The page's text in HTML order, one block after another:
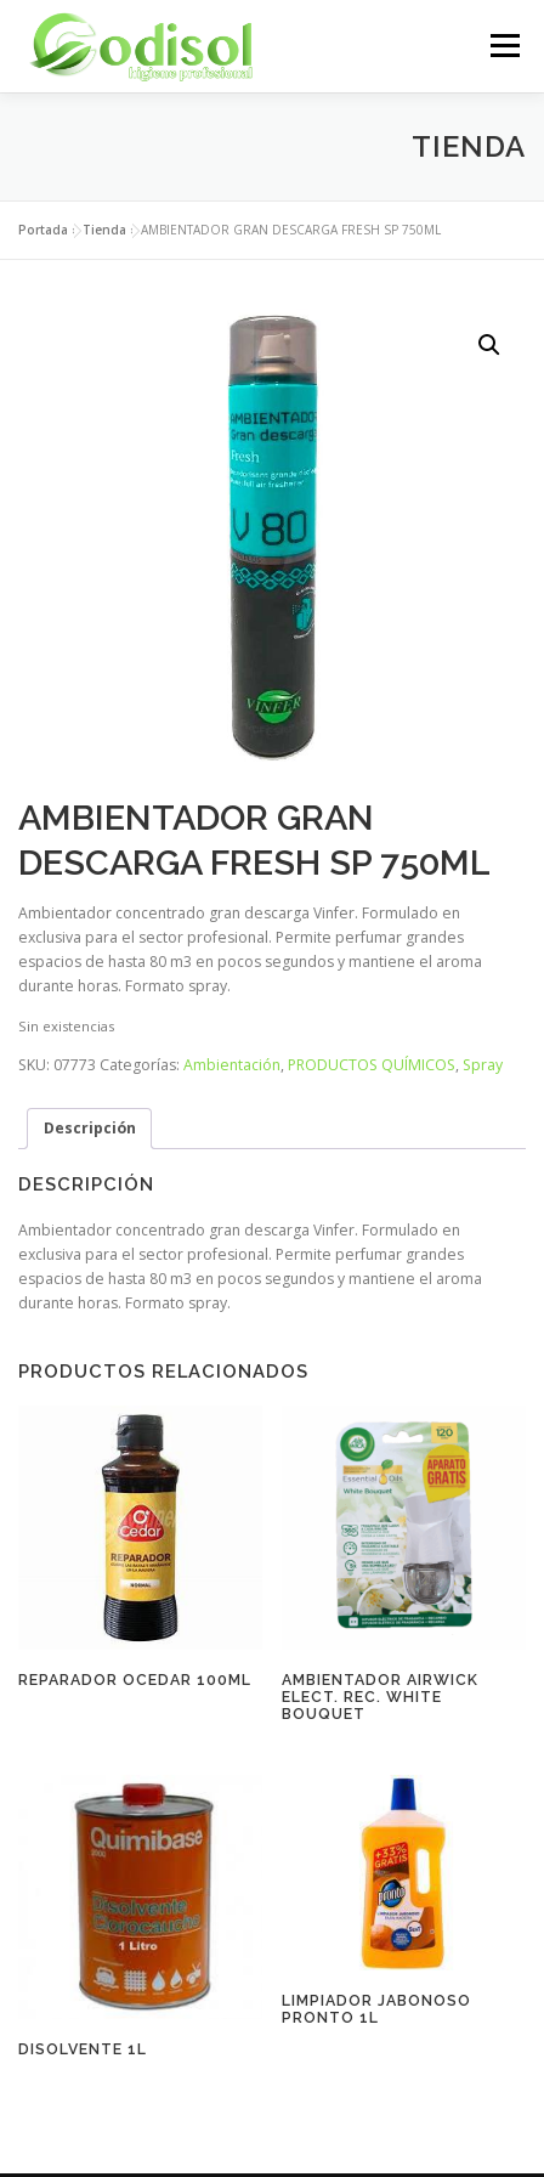
contenido
Menú
ÁREA CLIENTES CONTACTO
TIENDA
Portada »Tienda »AMBIENTADOR GRAN DESCARGA FRESH SP 750ML
AMBIENTADOR GRAN
DESCARGA FRESH SP 750ML
Ambientador concentrado gran descarga Vinfer. Formulado en
exclusiva para el sector profesional. Permite perfumar grandes
espacios de hasta 80 m3 en pocos segundos y mantiene el aroma
durante horas. Formato spray.
Sin existencias
SKU: 07773 Categorías: Ambientación, PRODUCTOS QUÍMICOS, Spray
Descripción
DESCRIPCIÓN
Ambientador concentrado gran descarga Vinfer. Formulado en
exclusiva para el sector profesional. Permite perfumar grandes
espacios de hasta 80 m3 en pocos segundos y mantiene el aroma
durante horas. Formato spray.
PRODUCTOS RELACIONADOS
REPARADOR OCEDAR 100ML
AMBIENTADOR AIRWICK
ELECT. REC. WHITE
BOUQUET
DISOLVENTE 1L
LIMPIADOR JABONOSO
PRONTO 1L